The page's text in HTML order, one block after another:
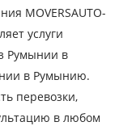
MOVERSAUTO-
услуги
Румынии в
в Румынию.
перевозки,
в любом